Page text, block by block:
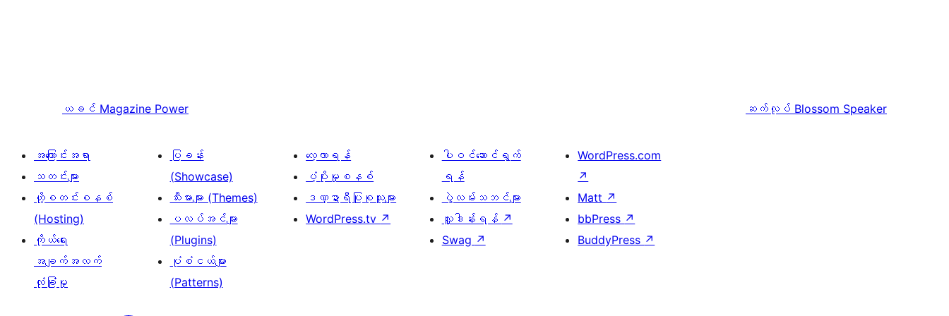
ယခင် Magazine Power ဆက်လုပ် Blossom Speaker
အကြောင်းအရာ
သတင်းများ
ဟို့စတင်းစနစ်
(Hosting)
ကိုယ်ရေး
အချက်အလက်
လုံခြုံမှု
ပြခန်း
(Showcase)
သီးမားများ (Themes)
ပလပ်အင်များ
(Plugins)
ပုံစံငယ်များ
(Patterns)
လေ့လာရန်
ပံ့ပိုးမှုစနစ်
ဒဏ္ဍာရီပြုစုသူများ
WordPress.tv ↗
ပါဝင်ဆောင်ရွက်
ရန်
ပွဲလမ်းသဘင်များ
လှူဒါန်းရန် ↗
Swag ↗
WordPress.com
↗
Matt ↗
bbPress ↗
BuddyPress ↗